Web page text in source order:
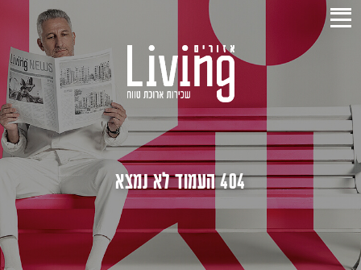
404 העמוד לא נמצא